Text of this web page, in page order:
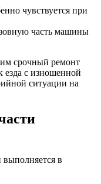
чувствуется при
часть машины
срочный ремонт
езда с изношенной
ситуации на
в